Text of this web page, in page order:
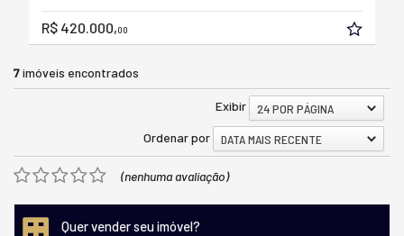
R$ 420.000,00
7imóveis encontrados
Exibir
24 POR PÁGINA
Ordenar por
DATA MAIS RECENTE
(nenhuma avaliação)
Quer vender seu imóvel?